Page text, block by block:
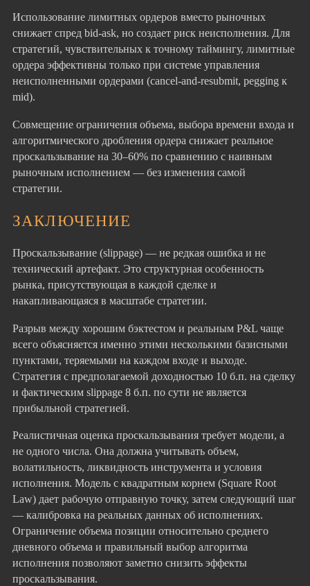
Использование лимитных ордеров вместо рыночных
снижает спред bid-ask, но создает риск неисполнения. Для
стратегий, чувствительных к точному таймингу, лимитные
ордера эффективны только при системе управления
неисполненными ордерами (cancel-and-resubmit, pegging к
mid).
Совмещение ограничения объема, выбора времени входа и
алгоритмического дробления ордера снижает реальное
проскальзывание на 30–60% по сравнению с наивным
рыночным исполнением — без изменения самой
стратегии.
ЗАКЛЮЧЕНИЕ
Проскальзывание (slippage) — не редкая ошибка и не
технический артефакт. Это структурная особенность
рынка, присутствующая в каждой сделке и
накапливающаяся в масштабе стратегии.
Разрыв между хорошим бэктестом и реальным P&L чаще
всего объясняется именно этими несколькими базисными
пунктами, теряемыми на каждом входе и выходе.
Стратегия с предполагаемой доходностью 10 б.п. на сделку
и фактическим slippage 8 б.п. по сути не является
прибыльной стратегией.
Реалистичная оценка проскальзывания требует модели, а
не одного числа. Она должна учитывать объем,
волатильность, ликвидность инструмента и условия
исполнения. Модель с квадратным корнем (Square Root
Law) дает рабочую отправную точку, затем следующий шаг
— калибровка на реальных данных об исполнениях.
Ограничение объема позиции относительно среднего
дневного объема и правильный выбор алгоритма
исполнения позволяют заметно снизить эффекты
проскальзывания.